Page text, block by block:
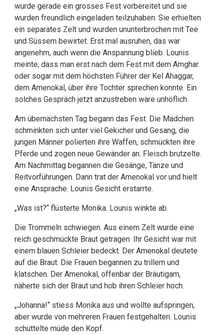
wurde gerade ein grosses Fest vorbereitet und sie
wurden freundlich eingeladen teilzuhaben. Sie erhielten
ein separates Zelt und wurden ununterbrochen mit Tee
und Süssem bewirtet. Erst mal ausruhen, das war
angenehm, auch wenn die Anspannung blieb. Lounis
meinte, dass man erst nach dem Fest mit dem Amghar
oder sogar mit dem höchsten Führer der Kel Ahaggar,
dem Amenokal, über ihre Tochter sprechen konnte. Ein
solches Gespräch jetzt anzustreben wäre unhöflich.
Am übernächsten Tag begann das Fest. Die Mädchen
schminkten sich unter viel Gekicher und Gesang, die
jungen Männer polierten ihre Waffen, schmückten ihre
Pferde und zogen neue Gewänder an. Fleisch brutzelte.
Am Nachmittag begannen die Gesänge, Tänze und
Reitvorführungen. Dann trat der Amenokal vor und hielt
eine Ansprache. Lounis Gesicht erstarrte.
„Was ist?“ flüsterte Monika. Lounis winkte ab.
Die Trommeln schwiegen. Aus einem Zelt wurde eine
reich geschmückte Braut getragen. Ihr Gesicht war mit
einem blauen Schleier bedeckt. Der Amenokal deutete
auf die Braut. Die Frauen begannen zu trillern und
klatschen. Der Amenokal, offenbar der Bräutigam,
näherte sich der Braut und hob ihren Schleier hoch.
„Johanna!“ stiess Monika aus und wollte aufspringen,
aber wurde von mehreren Frauen festgehalten. Lounis
schüttelte müde den Kopf.